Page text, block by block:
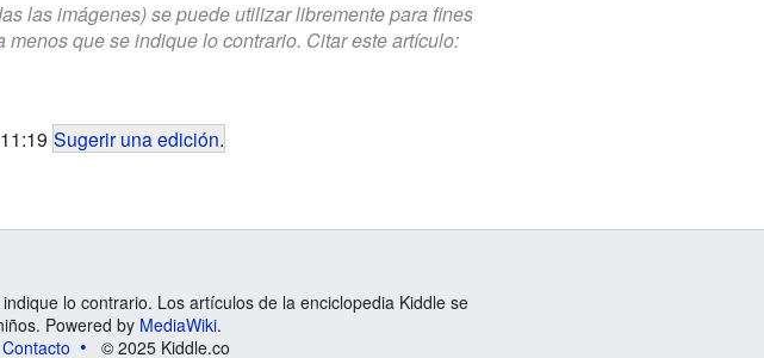
las imágenes) se puede utilizar libremente para fines
menos que se indique lo contrario. Citar este artículo:
Sugerir una edición.
lo contrario. Los artículos de la enciclopedia Kiddle se
Powered by MediaWiki.
Contacto © 2025 Kiddle.co